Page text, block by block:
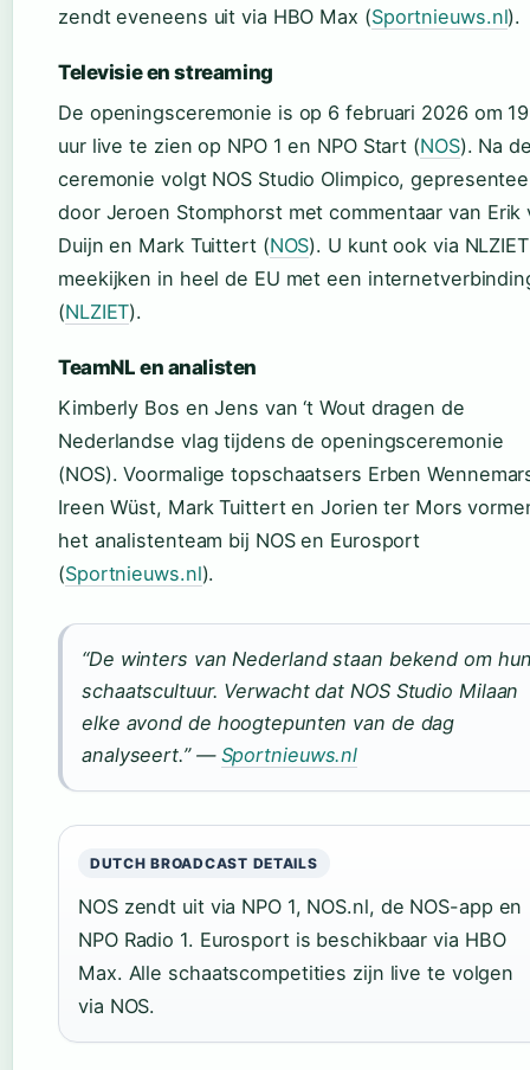
zendt eveneens uit via HBO Max (Sportnieuws.nl).
Televisie en streaming
De openingsceremonie is op 6 februari 2026 om
uur live te zien op NPO 1 en NPO Start (NOS). Na
ceremonie volgt NOS Studio Olimpico,
door Jeroen Stomphorst met commentaar van Erik
Duijn en Mark Tuittert (NOS). U kunt ook via NLZIET
meekijken in heel de EU met een
(NLZIET).
TeamNL en analisten
Kimberly Bos en Jens van ‘t Wout dragen de
Nederlandse vlag tijdens de openingsceremonie
(NOS). Voormalige topschaatsers Erben
Ireen Wüst, Mark Tuittert en Jorien ter Mors
het analistenteam bij NOS en Eurosport
(Sportnieuws.nl).
“De winters van Nederland staan bekend om
schaatscultuur. Verwacht dat NOS Studio Milaan
elke avond de hoogtepunten van de dag
analyseert.” — Sportnieuws.nl
DUTCH BROADCAST DETAILS
NOS zendt uit via NPO 1, NOS.nl, de NOS-app en
NPO Radio 1. Eurosport is beschikbaar via HBO
Max. Alle schaatscompetities zijn live te volgen
via NOS.